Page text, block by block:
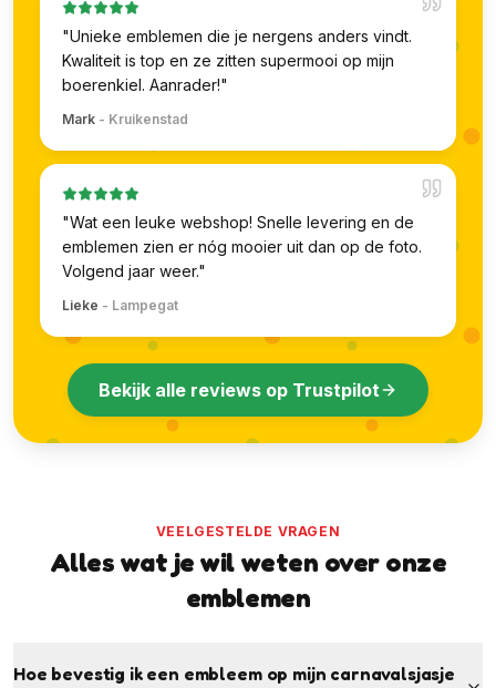
"Unieke emblemen die je nergens anders vindt.
Kwaliteit is top en ze zitten supermooi op mijn
boerenkiel. Aanrader!"
Mark - Kruikenstad
"Wat een leuke webshop! Snelle levering en de
emblemen zien er nóg mooier uit dan op de foto.
Volgend jaar weer."
Lieke - Lampegat
Bekijk alle reviews op Trustpilot
VEELGESTELDE VRAGEN
Alles wat je wil weten over onze
emblemen
Hoe bevestig ik een embleem op mijn carnavalsjasje